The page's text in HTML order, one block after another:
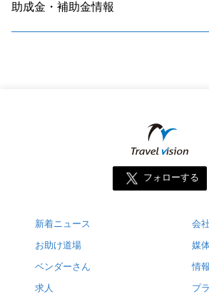
助成金・補助金情報
フォローする
新着ニュース
お助け道場
ベンダーさん
求人
会
媒
情
プ